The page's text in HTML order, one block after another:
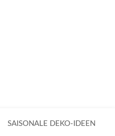
SAISONALE DEKO-IDEEN